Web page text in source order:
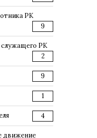
РК
9
служащего РК
2
9
1
4
движение